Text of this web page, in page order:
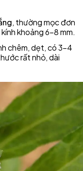
, thường mọc đơn
khoảng 6-8 mm.
chêm, dẹt, có 3-4
rất nhỏ, dài